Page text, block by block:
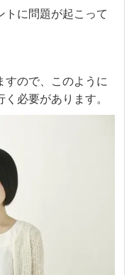
トに問題が起こって
すので、このように
必要があります。